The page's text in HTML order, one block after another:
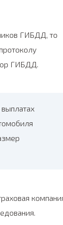
ГИБДД, то
ГИБДД.